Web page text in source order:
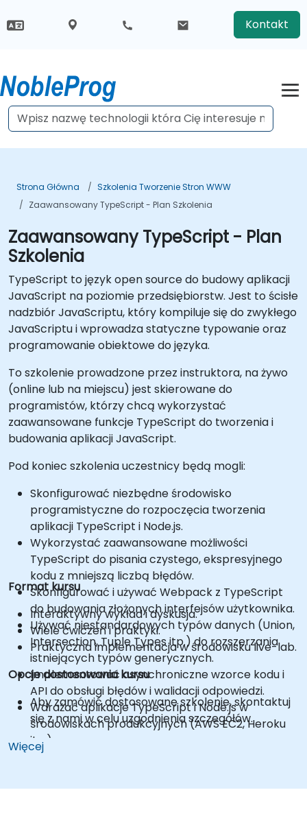
Kontakt
Strona Główna
Szkolenia Tworzenie Stron WWW
Zaawansowany TypeScript - Plan Szkolenia
Zaawansowany TypeScript - Plan
Szkolenia
TypeScript to język open source do budowy aplikacji
JavaScript na poziomie przedsiębiorstw. Jest to ścisłe
nadzbiór JavaScriptu, który kompiluje się do zwykłego
JavaScriptu i wprowadza statyczne typowanie oraz
programowanie obiektowe do języka.
To szkolenie prowadzone przez instruktora, na żywo
(online lub na miejscu) jest skierowane do
programistów, którzy chcą wykorzystać
zaawansowane funkcje TypeScript do tworzenia i
budowania aplikacji JavaScript.
Pod koniec szkolenia uczestnicy będą mogli:
Skonfigurować niezbędne środowisko
programistyczne do rozpoczęcia tworzenia
aplikacji TypeScript i Node.js.
Wykorzystać zaawansowane możliwości
TypeScript do pisania czystego, ekspresyjnego
kodu z mniejszą liczbą błędów.
Skonfigurować i używać Webpack z TypeScript
do budowania złożonych interfejsów użytkownika.
Używać niestandardowych typów danych (Union,
Intersection, Tuple Types itp.) do rozszerzania
istniejących typów generycznych.
Implementować asynchroniczne wzorce kodu i
API do obsługi błędów i walidacji odpowiedzi.
Wdrażać aplikacje TypeScript i Node.js w
środowiskach produkcyjnych (AWS EC2, Heroku
itp.).
Format kursu
Interaktywny wykład i dyskusja.
Wiele ćwiczeń i praktyki.
Praktyczna implementacja w środowisku live-lab.
Opcje dostosowania kursu
Aby zamówić dostosowane szkolenie, skontaktuj
się z nami w celu uzgodnienia szczegółów.
Więcej